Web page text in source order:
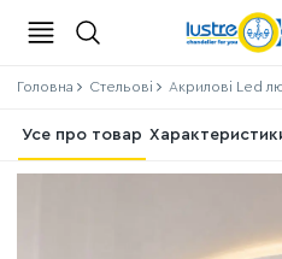
Головна Стельові Акрилові Led
Усе про товар